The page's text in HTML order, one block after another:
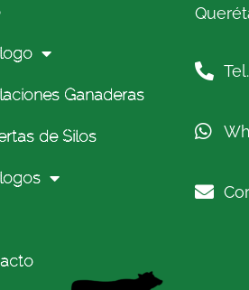
Ganaderas
de Silos